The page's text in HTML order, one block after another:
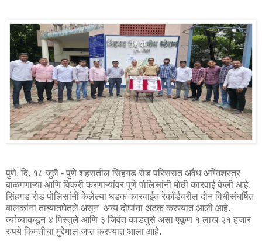
पुणे, दि. १८ जुलै - पुणे शहरातील सिंहगड रोड परिसरात अवैध अग्निशस्त्र
बाळगणाऱ्या आणि विक्री करणाऱ्यांवर पुणे पोलिसांनी मोठी कारवाई केली आहे.
सिंहगड रोड पोलिसांनी केलेल्या धडक कारवाईत रेकॉर्डवरील दोन विधीसंघर्षित
बालकांना ताब्यातघेतले असून अन्य दोघांना अटक करण्यात आली आहे.
त्यांच्याकडून ४ पिस्तुले आणि ३ जिवंत काडतुसे असा एकूण १ लाख २१ हजार
रुपये किमतीचा मुद्देमाल जप्त करण्यात आला आहे.